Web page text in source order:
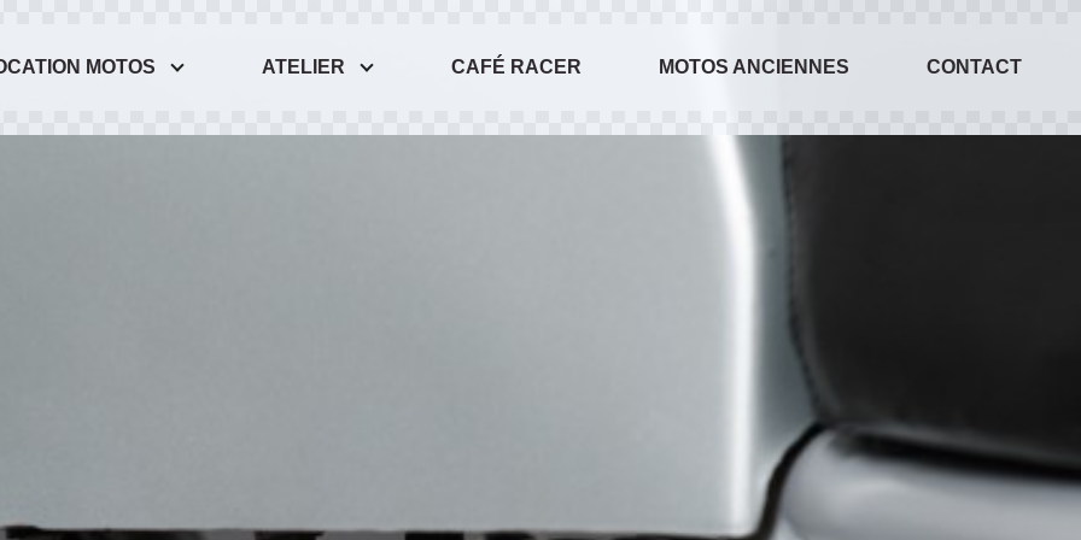
MOTOS ATELIER CAFÉ RACER MOTOS ANCIENNES CONTACT